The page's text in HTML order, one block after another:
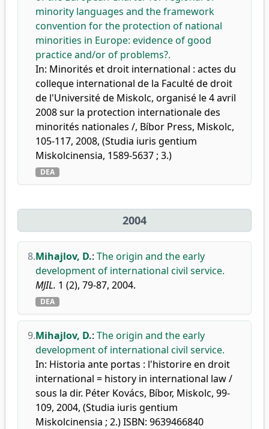
minority languages and the framework
convention for the protection of national
minorities in Europe: evidence of good
practice and/or of problems?.
In: Minorités et droit international : actes du
colleque international de la Faculté de droit
de l'Université de Miskolc, organisé le 4 avril
2008 sur la protection internationale des
minorités nationales /, Bíbor Press, Miskolc,
105-117, 2008, (Studia iuris gentium
Miskolcinensia, 1589-5637 ; 3.)
DEA
2004
8.Mihajlov, D.: The origin and the early
development of international civil service.
MJIL. 1 (2), 79-87, 2004.
DEA
9.Mihajlov, D.: The origin and the early
development of international civil service.
In: Historia ante portas : l'historire en droit
international = history in international law /
sous la dir. Péter Kovács, Bíbor, Miskolc, 99-
109, 2004, (Studia iuris gentium
Miskolcinensia ; 2.) ISBN: 9639466840